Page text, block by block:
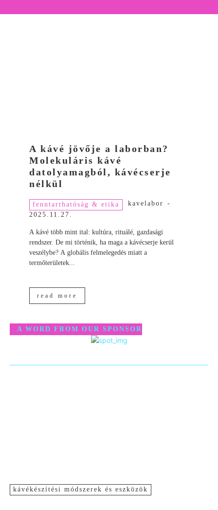
A kávé jövője a laborban?
Molekuláris kávé
datolyamagból, kávécserje
nélkül
fenntarthatóság & etika kavelabor
-
2025.11.27.
A kávé több mint ital: kultúra, rituálé, gazdasági
rendszer. De mi történik, ha maga a kávécserje kerül
veszélybe? A globális felmelegedés miatt a
termőterületek...
read more
A WORD FROM OUR SPONSOR
kávékészítési módszerek és eszközök